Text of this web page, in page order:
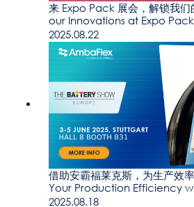
来 Expo Pack 展会，解锁我
our Innovations at Expo
2025.08.22
借助安霸福莱克斯，为生产效
Your Production Efficiency
2025.08.18